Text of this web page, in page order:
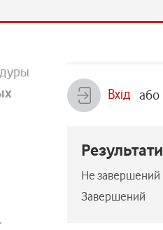
Вхід або
Результати
Не завершений
Завершений